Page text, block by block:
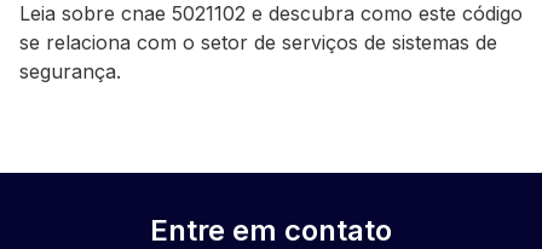
Leia sobre cnae 5021102 e descubra como este código
se relaciona com o setor de serviços de sistemas de
segurança.
Entre em contato